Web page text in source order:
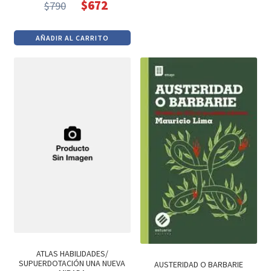
$790
precio
original
$672
precio
actual
AÑADIR AL CARRITO
ATLAS HABILIDADES/
SUPUERDOTACIÓN UNA NUEVA
AUSTERIDAD O BARBARIE